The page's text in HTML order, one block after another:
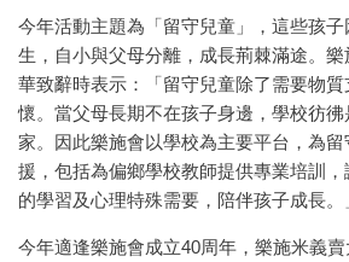
今年活動主題為「留守兒童」，這些孩
生，自小與父母分離，成長荊棘滿途。
華致辭時表示：「留守兒童除了需要物
懷。當父母長期不在孩子身邊，學校彷彿
家。因此樂施會以學校為主要平台，為
援，包括為偏鄉學校教師提供專業培訓
的學習及心理特殊需要，陪伴孩子成長。
今年適逢樂施會成立40周年，樂施米義